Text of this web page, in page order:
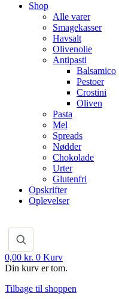
Shop
Alle varer
Smagekasser
Havsalt
Olivenolie
Antipasti
Balsamico
Pestoer
Crostini
Oliven
Pasta
Mel
Spreads
Nødder
Chokolade
Urter
Glutenfri
Opskrifter
Oplevelser
0,00 kr. 0 Kurv
Din kurv er tom.
Tilbage til shoppen